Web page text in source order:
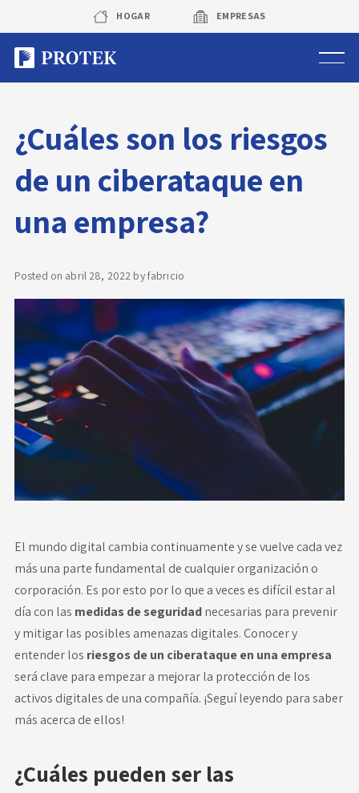
content
HOGAR EMPRESAS
Sistema de cámaras
Rastreo vehicular GPS
Protek Personas
Corredora de seguros
Sobre Protek
Trabaja con nosotros
Novedades
Contacto
¿Cuáles son los riesgos
de un ciberataque en
una empresa?
Posted on abril 28, 2022 byfabricio
El mundo digital cambia continuamente y se vuelve cada vez
más una parte fundamental de cualquier organización o
corporación. Es por esto por lo que a veces es difícil estar al
día con las medidas de seguridadnecesarias para prevenir
y mitigar las posibles amenazas digitales. Conocer y
entender los riesgos de un ciberataque en una empresa
será clave para empezar a mejorar la protección de los
activos digitales de una compañía. ¡Seguí leyendo para saber
más acerca de ellos!
¿Cuáles pueden ser las